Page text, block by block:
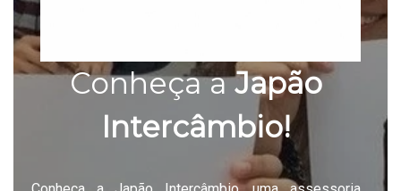
Conheça aJapão
Intercâmbio!